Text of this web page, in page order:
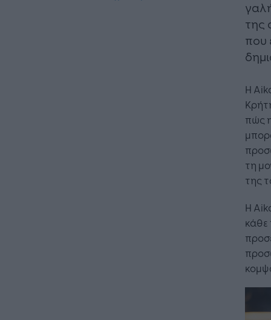
της
που
Η
πώς
τη
της
Η
κάθε